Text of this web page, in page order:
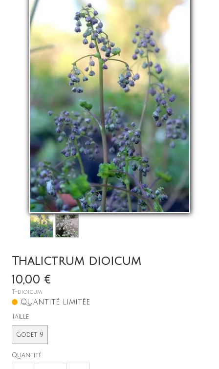
La pépinière
Boutique
Événements
Contact
Thalictrum dioicum
10,00 €
T-dioicum
Quantité limitée
Taille
Godet 9
Quantité